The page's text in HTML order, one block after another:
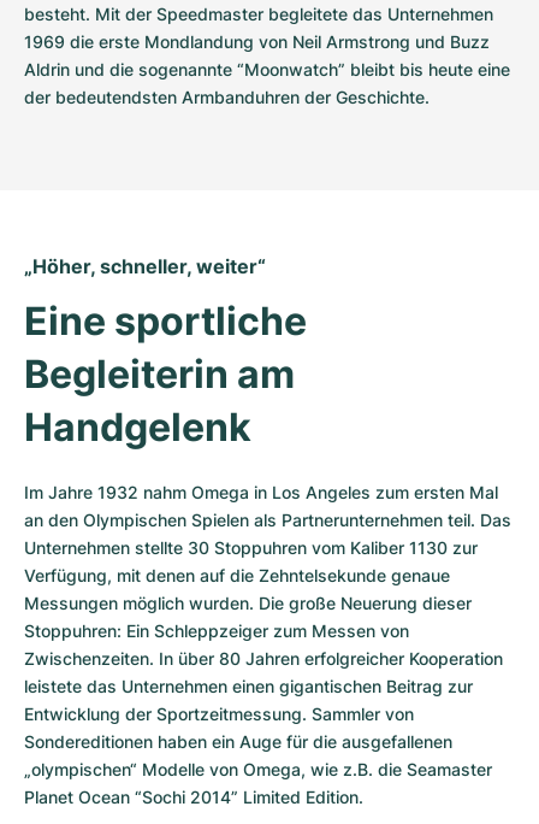
besteht. Mit der Speedmaster begleitete das Unternehmen
1969 die erste Mondlandung von Neil Armstrong und Buzz
Aldrin und die sogenannte “Moonwatch” bleibt bis heute eine
der bedeutendsten Armbanduhren der Geschichte.
„Höher, schneller, weiter“
Eine sportliche
Begleiterin am
Handgelenk
Im Jahre 1932 nahm Omega in Los Angeles zum ersten Mal
an den Olympischen Spielen als Partnerunternehmen teil. Das
Unternehmen stellte 30 Stoppuhren vom Kaliber 1130 zur
Verfügung, mit denen auf die Zehntelsekunde genaue
Messungen möglich wurden. Die große Neuerung dieser
Stoppuhren: Ein Schleppzeiger zum Messen von
Zwischenzeiten. In über 80 Jahren erfolgreicher Kooperation
leistete das Unternehmen einen gigantischen Beitrag zur
Entwicklung der Sportzeitmessung. Sammler von
Sondereditionen haben ein Auge für die ausgefallenen
„olympischen“ Modelle von Omega, wie z.B. die Seamaster
Planet Ocean “Sochi 2014” Limited Edition.